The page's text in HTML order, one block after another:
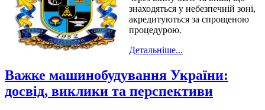
знаходяться у небезпечній зоні,
акредитуються за спрощеною
процедурою.
Детальніше...
Важке машинобудування України:
досвід, виклики та перспективи